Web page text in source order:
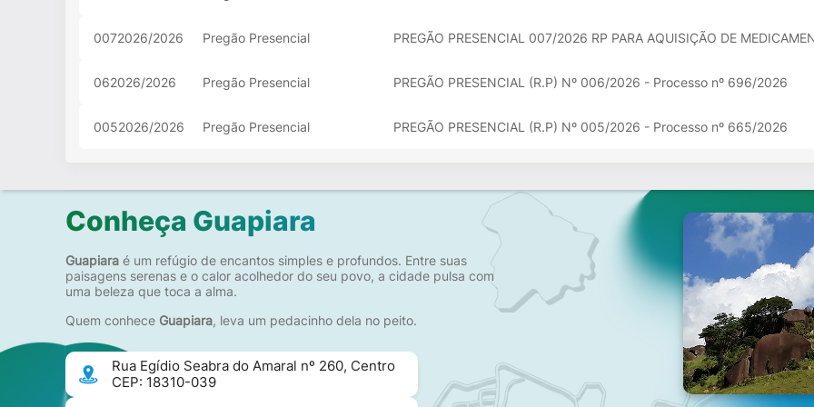
0072026/2026 Pregão Presencial PREGÃO PRESENCIAL 007/2026 RP PARA AQUISIÇÃO DE
062026/2026 Pregão Presencial PREGÃO PRESENCIAL (R.P) Nº 006/2026 - Processo nº 696/2026
0052026/2026 Pregão Presencial PREGÃO PRESENCIAL (R.P) Nº 005/2026 - Processo nº 665/2026
Conheça Guapiara
Guapiara é um refúgio de encantos simples e profundos. Entre suas
paisagens serenas e o calor acolhedor do seu povo, a cidade pulsa com
uma beleza que toca a alma.
Quem conhece Guapiara, leva um pedacinho dela no peito.
Rua Egídio Seabra do Amaral nº 260, Centro
CEP: 18310-039